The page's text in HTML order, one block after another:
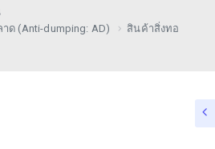
ด (Anti-dumping: AD)
สินค้าสิ่งทอ